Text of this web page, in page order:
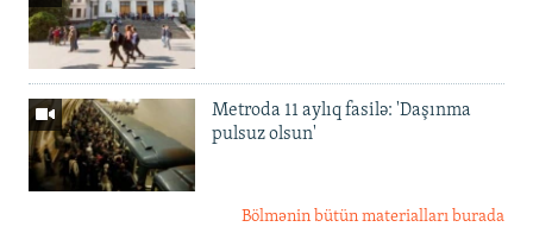
Metroda 11 aylıq fasilə: 'Daşınma
pulsuz olsun'
Bölmənin bütün materialları burada